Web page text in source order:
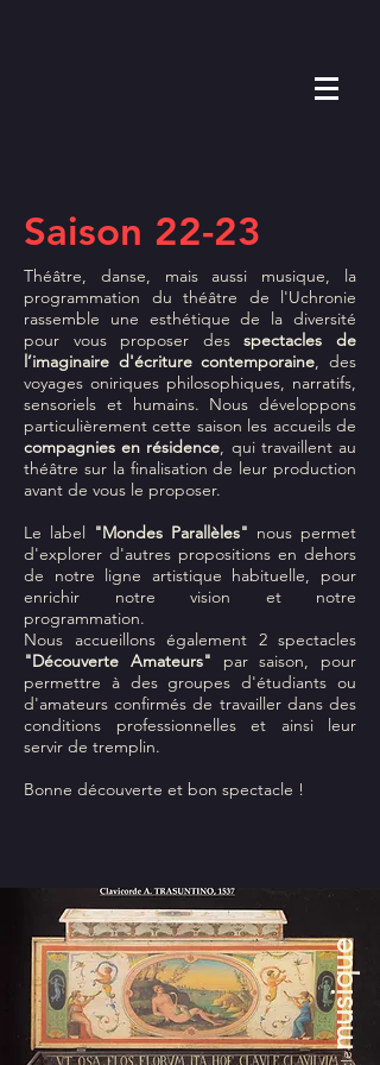
Saison 22-23
Théâtre, danse, mais aussi musique, la
programmation du théâtre de l'Uchronie
rassemble une esthétique de la diversité
pour vous proposer desspectacles de
l’imaginaire d'écriture contemporaine, des
voyages oniriques philosophiques, narratifs,
sensoriels et humains. Nous développons
particulièrement cette saison les accueils de
compagnies en résidence, qui travaillent au
théâtre sur la finalisation de leur production
avant de vous le proposer.
Le label "Mondes Parallèles" nous permet
d'explorer d'autres propositions en dehors
de notre ligne artistique habituelle, pour
enrichir notre vision et notre
programmation.
Nous accueillons également 2 spectacles
"Découverte Amateurs" par saison, pour
permettre à des groupes d'étudiants ou
d'amateurs confirmés de travailler dans des
conditions professionnelles et ainsi leur
servir de tremplin.
Bonne découverte et bon spectacle !
musique